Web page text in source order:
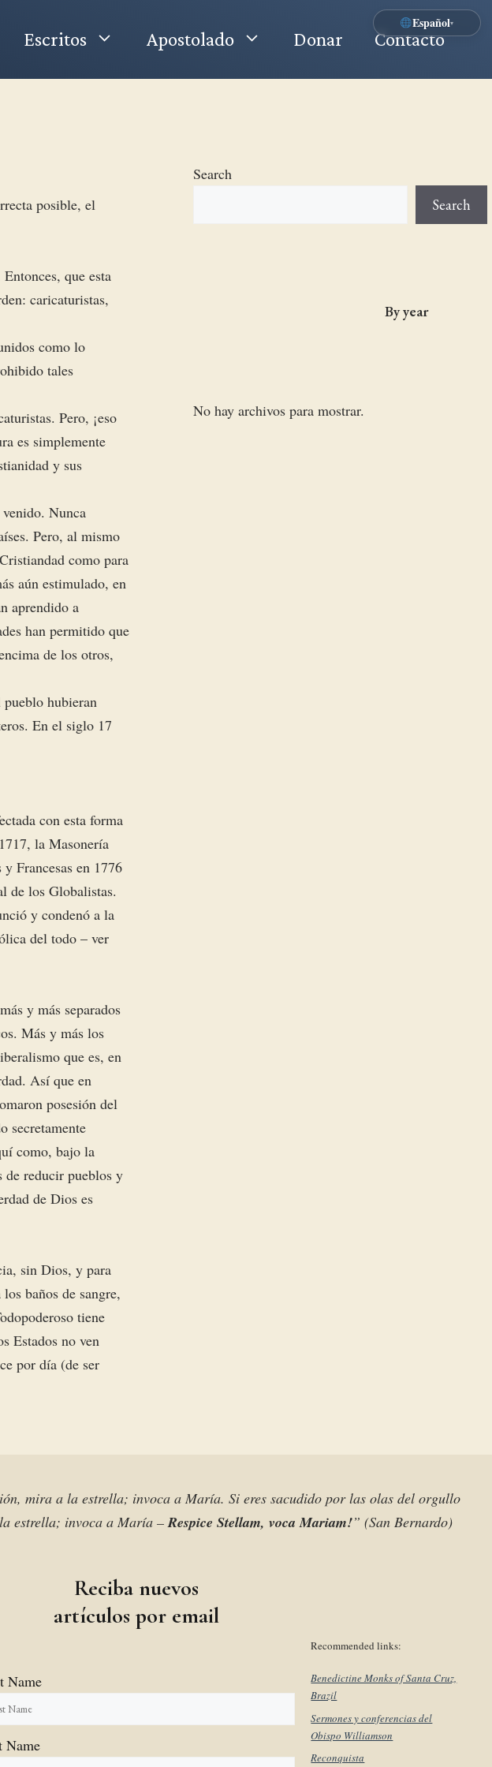
Español▾
Escritos Apostolado Donar Contacto
posible, el
que esta
caricaturistas,
como lo
tales
Pero, ¡eso
es simplemente
y sus
Nunca
Pero, al mismo
como para
aún estimulado, en
aprendido a
han permitido que
de los otros,
hubieran
En el siglo 17
con esta forma
la Masonería
Francesas en 1776
de los Globalistas.
y condenó a la
del todo – ver
y más separados
Más y más los
que es, en
Así que en
posesión del
secretamente
como, bajo la
de reducir pueblos y
de Dios es
sin Dios, y para
baños de sangre,
tiene
Estados no ven
por día (de ser
Search
Search
By year
No hay archivos para mostrar.
mira a la estrella; invoca a María. Si eres sacudido por las olas del orgullo
estrella; invoca a María –Respice Stellam, voca Mariam!” (San Bernardo)
Reciba nuevos
artículos por email
Name
Name
Recommended links:
Benedictine Monks of Santa Cruz,
Brazil
Sermones y conferencias del
Obispo Williamson
Reconquista